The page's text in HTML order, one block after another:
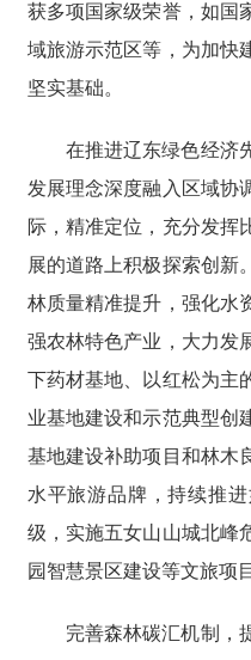
获多项国家级荣誉，如国
域旅游示范区等，为加快
坚实基础。
在推进辽东绿色经济
发展理念深度融入区域协
际，精准定位，充分发挥
展的道路上积极探索创新
林质量精准提升，强化水
强农林特色产业，大力发
下药材基地、以红松为主
业基地建设和示范典型创
基地建设补助项目和林木
水平旅游品牌，持续推
级，实施五女山山城北峰
园智慧景区建设等文旅项目
完善森林碳汇机制，